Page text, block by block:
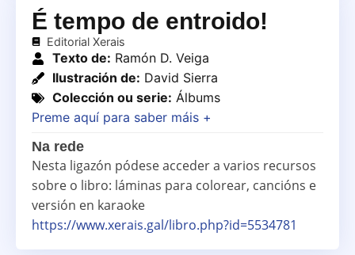
É tempo de entroido!
Editorial Xerais
Texto de: Ramón D. Veiga
Ilustración de: David Sierra
Colección ou serie: Álbums
Preme aquí para saber máis +
Na rede
Nesta ligazón pódese acceder a varios recursos
sobre o libro: láminas para colorear, cancións e
versión en karaoke
https://www.xerais.gal/libro.php?id=5534781